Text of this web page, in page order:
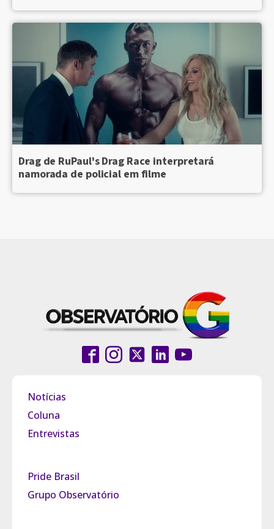
Drag de RuPaul's Drag Race interpretará
namorada de policial em filme
Notícias
Coluna
Entrevistas
Pride Brasil
Grupo Observatório